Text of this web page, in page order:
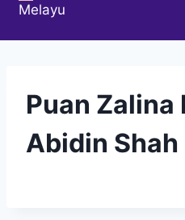
Melayu
Puan
Abidin Shah